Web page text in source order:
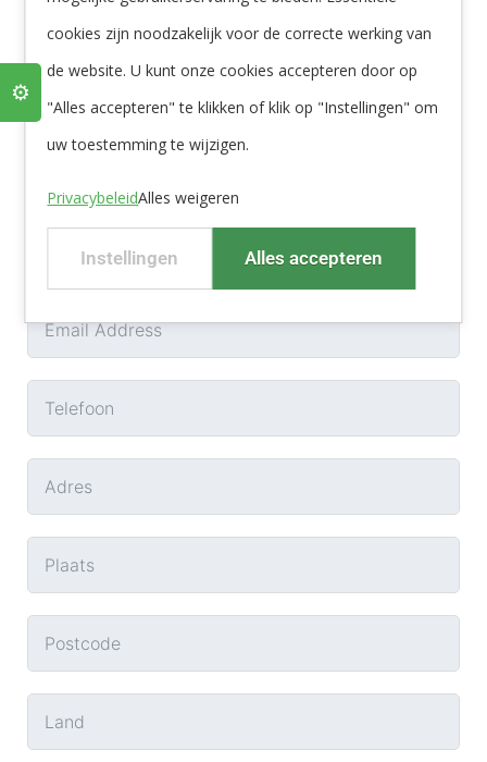
cookies zijn noodzakelijk voor de correcte werking van
de website. U kunt onze cookies accepteren door op
"Alles accepteren" te klikken of klik op "Instellingen" om
uw toestemming te wijzigen.
PrivacybeleidAlles weigeren
Instellingen Alles accepteren
⚙️